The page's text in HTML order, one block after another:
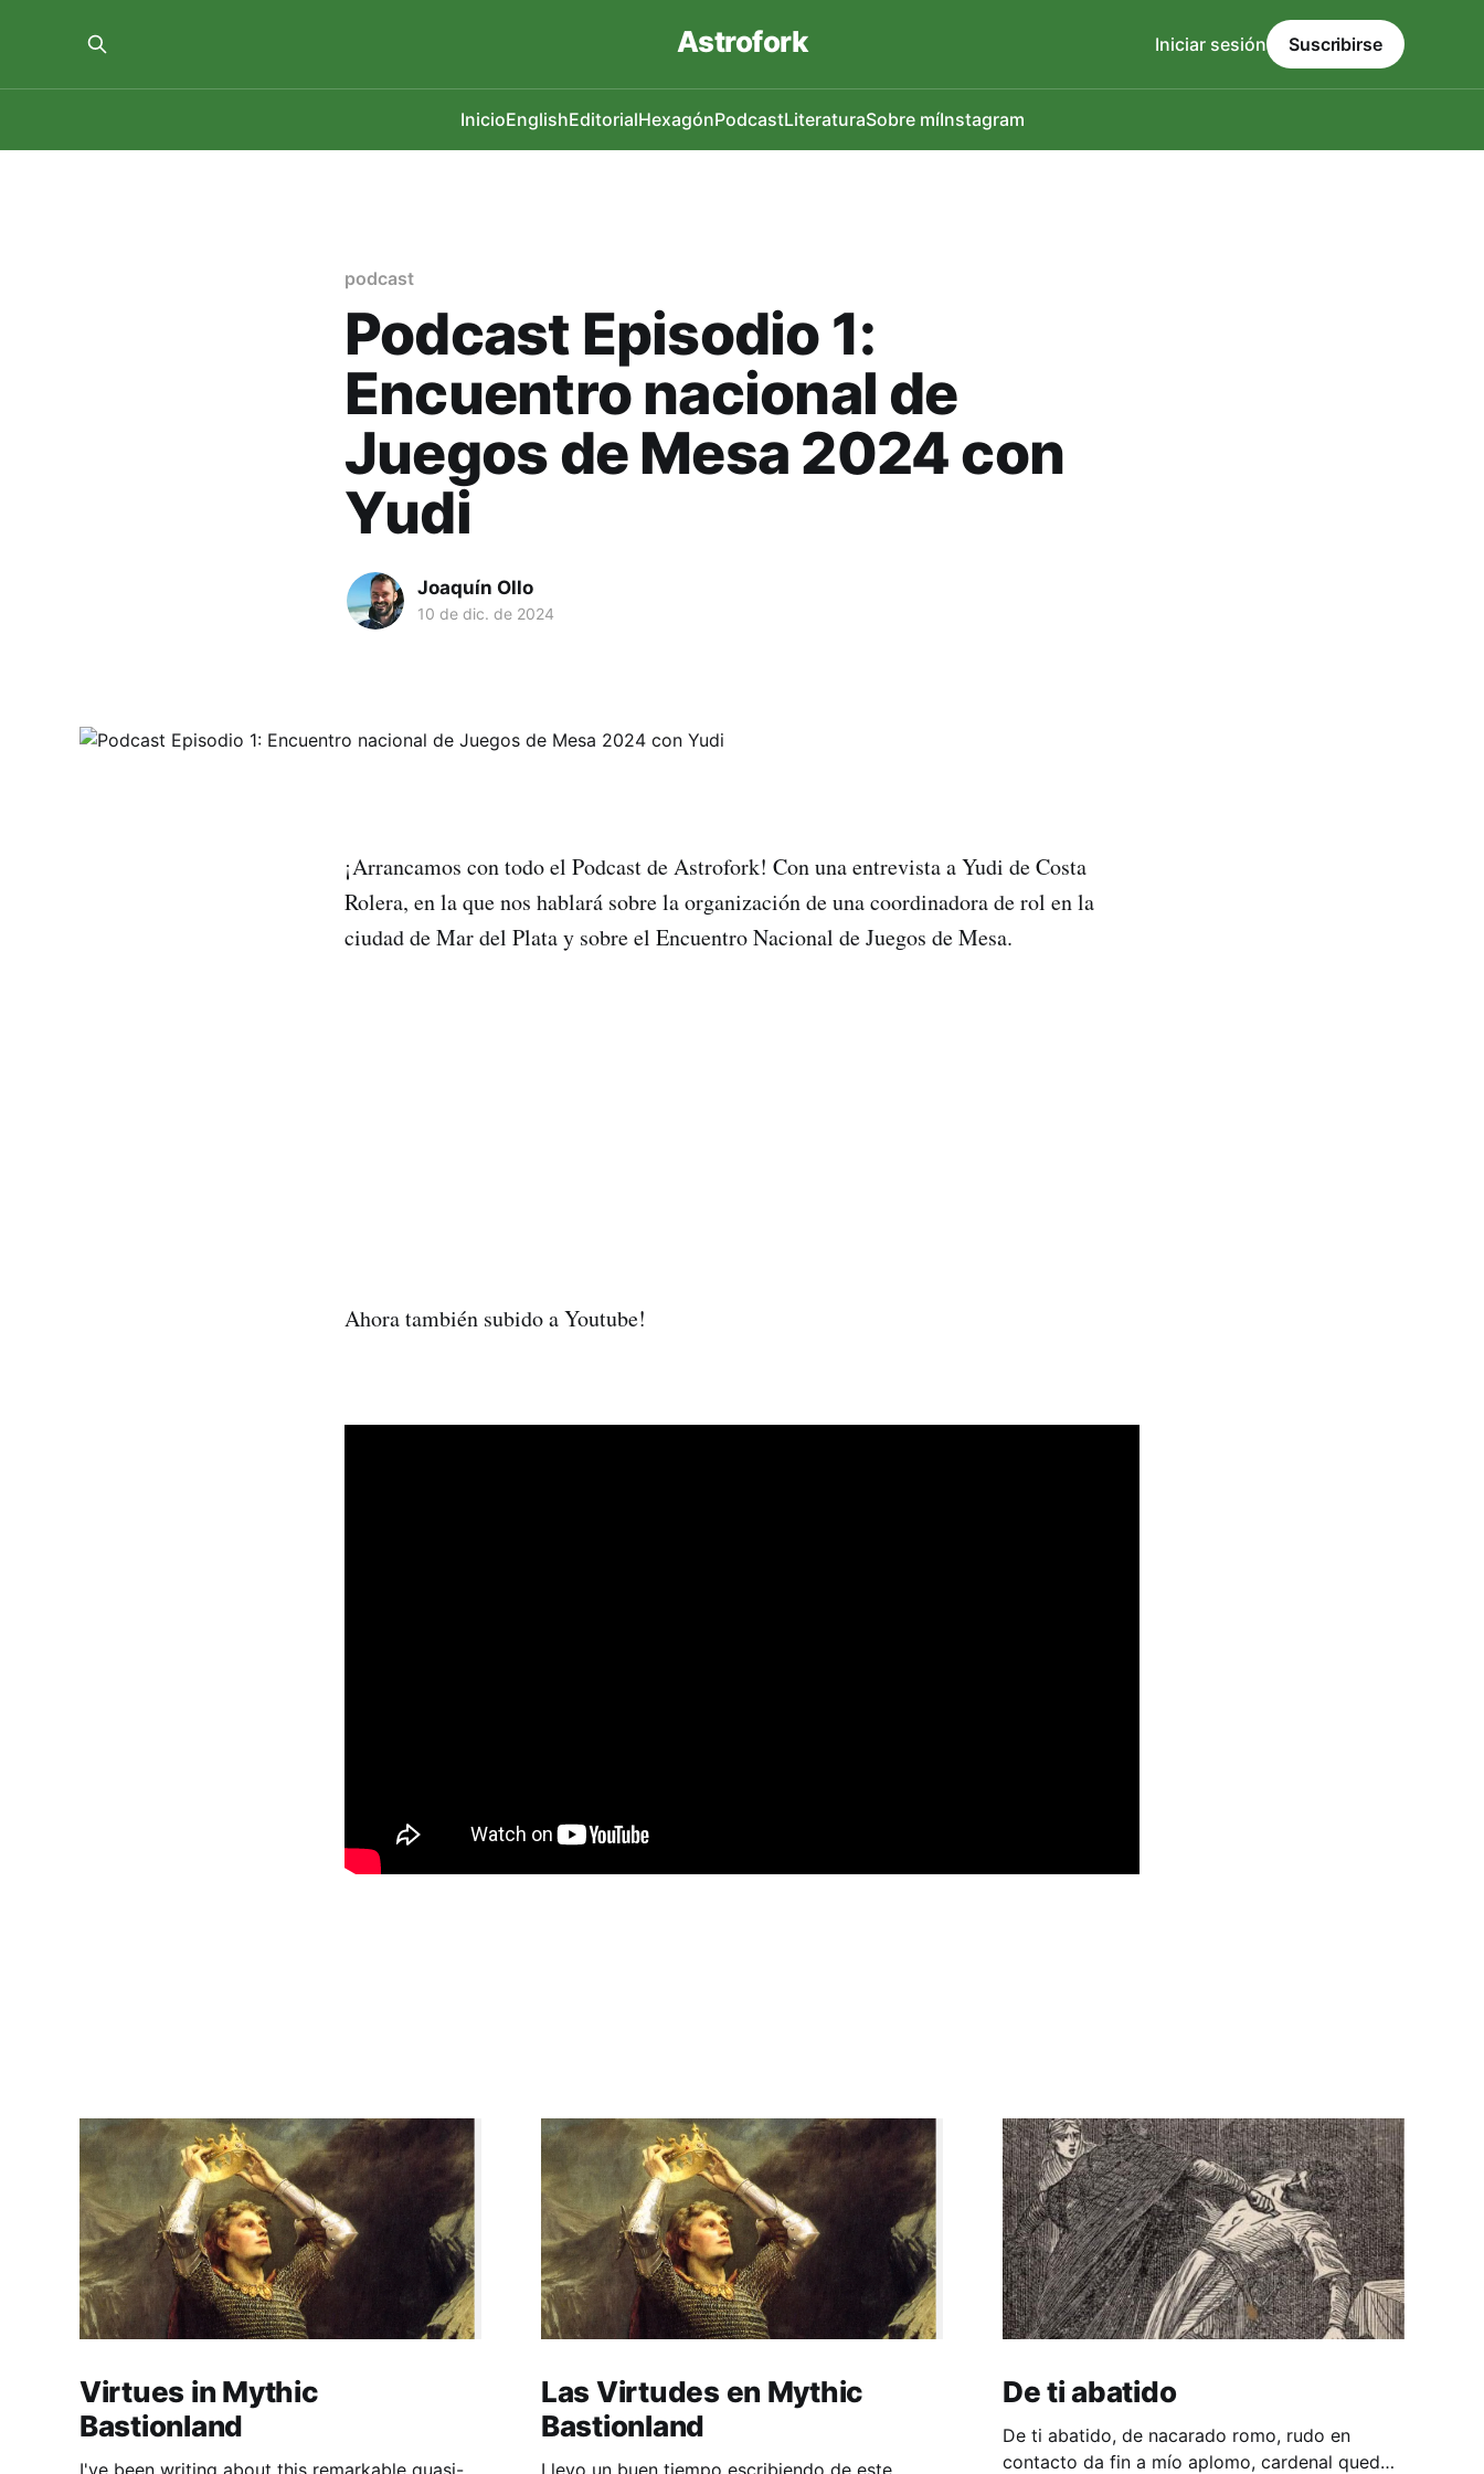
Astrofork
InicioEnglishEditorialHexagónPodcastLiteraturaSobre míInstagram
Iniciar sesión Suscribirse
podcast
Podcast Episodio 1:
Encuentro nacional de
Juegos de Mesa 2024 con
Yudi
Joaquín Ollo
10 de dic. de 2024
¡Arrancamos con todo el Podcast de Astrofork! Con una entrevista a Yudi de Costa
Rolera, en la que nos hablará sobre la organización de una coordinadora de rol en la
ciudad de Mar del Plata y sobre el Encuentro Nacional de Juegos de Mesa.
Ahora también subido a Youtube!
Virtues in Mythic
Bastionland
I've been writing about this remarkable quasi-
Las Virtudes en Mythic
Bastionland
Llevo un buen tiempo escribiendo de este
De ti abatido
De ti abatido, de nacarado romo, rudo en
contacto da fin a mío aplomo, cardenal quedo,